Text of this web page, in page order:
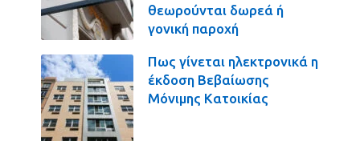
θεωρούνται δωρεά ή
γονική παροχή
Πως γίνεται ηλεκτρονικά η
έκδοση Βεβαίωσης
Μόνιμης Κατοικίας